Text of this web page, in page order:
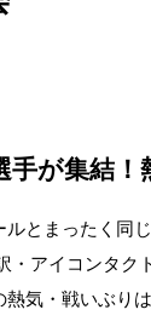
が集結
とまったく同
・アイコンタク
熱気・戦いぶり